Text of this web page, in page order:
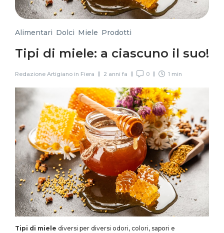
Alimentari Dolci Miele Prodotti
Tipi di miele: a ciascuno il suo!
Redazione Artigiano in Fiera 2 anni fa 0 1 min
Tipi di miele diversi per diversi odori, colori, sapori e